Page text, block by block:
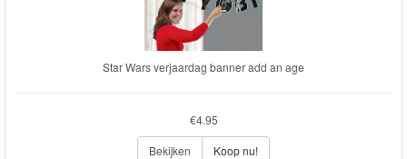
Star Wars verjaardag banner add an age
€4.95
Bekijken
Koop nu!